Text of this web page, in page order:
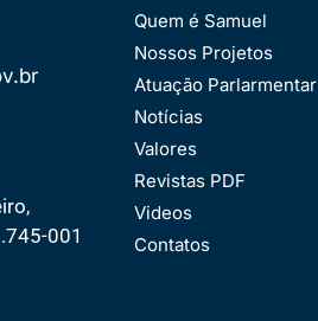
001
Quem é Samuel
Nossos Projetos
Atuação Parlarmentar
Notícias
Valores
Revistas PDF
Videos
Contatos